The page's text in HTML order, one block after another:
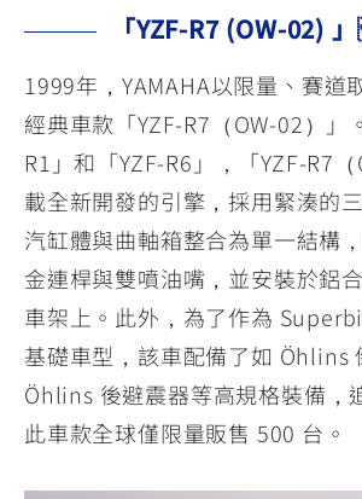
「YZF-R7 (OW-02)
1999年，YAMAHA以限量、賽道
經典車款「YZF-R7（OW-02）」
R1」和「YZF-R6」，「YZF-R7
載全新開發的引擎，採用緊湊的
汽缸體與曲軸箱整合為單一結構
金連桿與雙噴油嘴，並安裝於鋁
車架上。此外，為了作為
基礎車型，該車配備了如 Öhlins
Öhlins 後避震器等高規格裝備，
此車款全球僅限量販售 500 台。